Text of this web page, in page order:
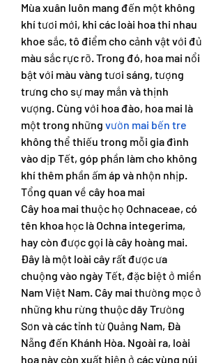
Mùa xuân luôn mang đến một không
khí tươi mới, khi các loài hoa thi nhau
khoe sắc, tô điểm cho cảnh vật với đủ
màu sắc rực rỡ. Trong đó, hoa mai nổi
bật với màu vàng tươi sáng, tượng
trưng cho sự may mắn và thịnh
vượng. Cùng với hoa đào, hoa mai là
một trong những vườn mai bến tre
không thể thiếu trong mỗi gia đình
vào dịp Tết, góp phần làm cho không
khí thêm phần ấm áp và nhộn nhịp.
Tổng quan về cây hoa mai
Cây hoa mai thuộc họ Ochnaceae, có
tên khoa học là Ochna integerima,
hay còn được gọi là cây hoàng mai.
Đây là một loài cây rất được ưa
chuộng vào ngày Tết, đặc biệt ở miền
Nam Việt Nam. Cây mai thường mọc ở
những khu rừng thuộc dãy Trường
Sơn và các tỉnh từ Quảng Nam, Đà
Nẵng đến Khánh Hòa. Ngoài ra, loài
hoa này còn xuất hiện ở các vùng núi